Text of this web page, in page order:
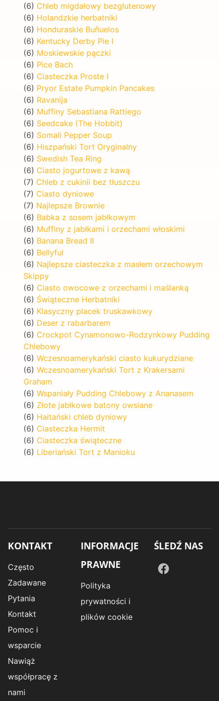
(6) Chleb migdałowy bezglutenowy
(6) Holandzkie herbatniki
(6) Honduraskie Buñuelos
(6) Kentucky Derby Pie I
(6) Moskiewskie pączki
(6) Pice Bach
(6) Ciasteczka Proste I
(6) Pryor Estate Pumpkin Pancakes
(6) Ravanija
(6) Muffiny Sebastiana Rattiego
(6) Seedcake (The Hobbit)
(6) Somali Pepper Soup
(6) Hiszpański Tort Oryginalny
(6) Swedish Tea Ring
(6) Ciasto jogurtowe z kawą
(7) Chleb z cukinii bez tłuszczu
(7) Ciasto dyniowe
(7) Najlepsze Brownie
(6) Babka z sosem jabłkowym
(6) Muffiny z jabłkami i orzechami włoskimi
(6) Banana Bread II
(6) Bellyful
(6) Najlepsze ciasteczka z masłem orzechowym
Skippy
(6) Ciasto owocowe z orzechami i maślanką
(6) Świąteczne Herbatniki
(6) Klasyczny placek truskawkowy
(6) Deser z rabarbarem
(6) Crockpot Cynamonowo-Rodzynkowy Pudding
Chlebowy
(6) Wczesnoamerykański ciasto kukurydziane
(6) Wczesnoamerykański Tort z Krakersami
Graham
(6) Wspaniały Pudding Chlebowy z Ananasem
(6) Złote jabłkowe batony owsiane
(6) Haitański chleb dyniowy
(6) Ciasteczka Hermit
(6) Ciasteczka świąteczne
(6) Liberiański Tort z Manioku
KONTAKT
Często
Zadawane
Pytania
Kontakt
Pomoc i
wsparcie
Nawiąż
współpracę z
nami
INFORMACJE
PRAWNE
Polityka
prywatności i
plików cookie
ŚLEDŹ NAS